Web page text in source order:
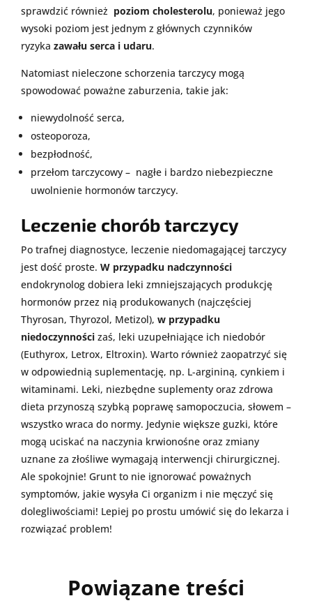
sprawdzić również poziom cholesterolu, ponieważ jego
wysoki poziom jest jednym z głównych czynników
ryzyka zawału serca i udaru.
Natomiast nieleczone schorzenia tarczycy mogą
spowodować poważne zaburzenia, takie jak:
niewydolność serca,
osteoporoza,
bezpłodność,
przełom tarczycowy – nagłe i bardzo niebezpieczne
uwolnienie hormonów tarczycy.
Leczenie chorób tarczycy
Po trafnej diagnostyce, leczenie niedomagającej tarczycy
jest dość proste. W przypadku nadczynności
endokrynolog dobiera leki zmniejszających produkcję
hormonów przez nią produkowanych (najczęściej
Thyrosan, Thyrozol, Metizol), w przypadku
niedoczynności zaś, leki uzupełniające ich niedobór
(Euthyrox, Letrox, Eltroxin). Warto również zaopatrzyć się
w odpowiednią suplementację, np. L-argininą, cynkiem i
witaminami. Leki, niezbędne suplementy oraz zdrowa
dieta przynoszą szybką poprawę samopoczucia, słowem –
wszystko wraca do normy. Jedynie większe guzki, które
mogą uciskać na naczynia krwionośne oraz zmiany
uznane za złośliwe wymagają interwencji chirurgicznej.
Ale spokojnie! Grunt to nie ignorować poważnych
symptomów, jakie wysyła Ci organizm i nie męczyć się
dolegliwościami! Lepiej po prostu umówić się do lekarza i
rozwiązać problem!
Powiązane treści